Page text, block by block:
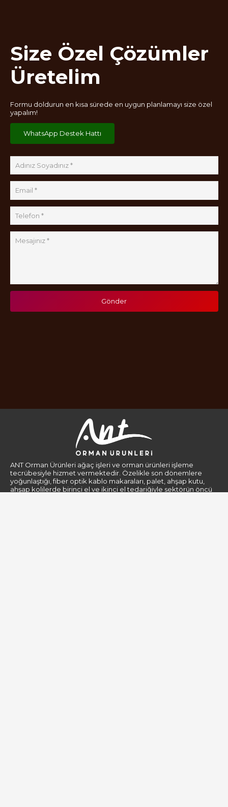
Size Özel Çözümler
Üretelim
Formu doldurun en kısa sürede en uygun planlamayı size özel
yapalım!
WhatsApp Destek Hattı
Gönder
ANT Orman Ürünleri ağaç işleri ve orman ürünleri işleme
tecrübesiyle hizmet vermektedir. Özelikle son dönemlere
yoğunlaştığı, fiber optik kablo makaraları, palet, ahşap kutu,
ahşap kolilerde birinci el ve ikinci el tedariğiyle sektörün öncü